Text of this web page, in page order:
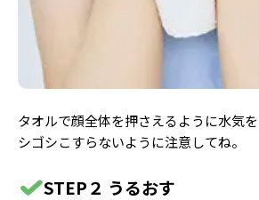
タオルで顔全体を押さえるように水気
シゴシこすらないように注意してね。
STEP２ うるおす